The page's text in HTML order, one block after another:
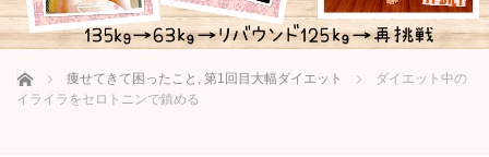
ホーム 痩せてきて困ったこと , 第1回目大幅ダイエット
ダイエット中の
イライラをセロトニンで鎮める